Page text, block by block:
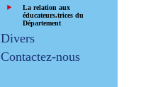
La relation aux
éducateurs.trices du
Département
Divers
Contactez-nous